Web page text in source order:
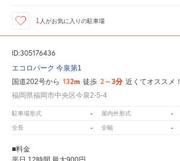
1 人がお気に入りの駐車場
ID:305176436
エコロパーク 今泉第1
国道202号から 132m 徒歩 2～3分 近くてオススメ！
福岡県福岡市中央区今泉2-5-4
駐車場形式 - 屋内外形式 -
全長 - 全幅 -
■料金